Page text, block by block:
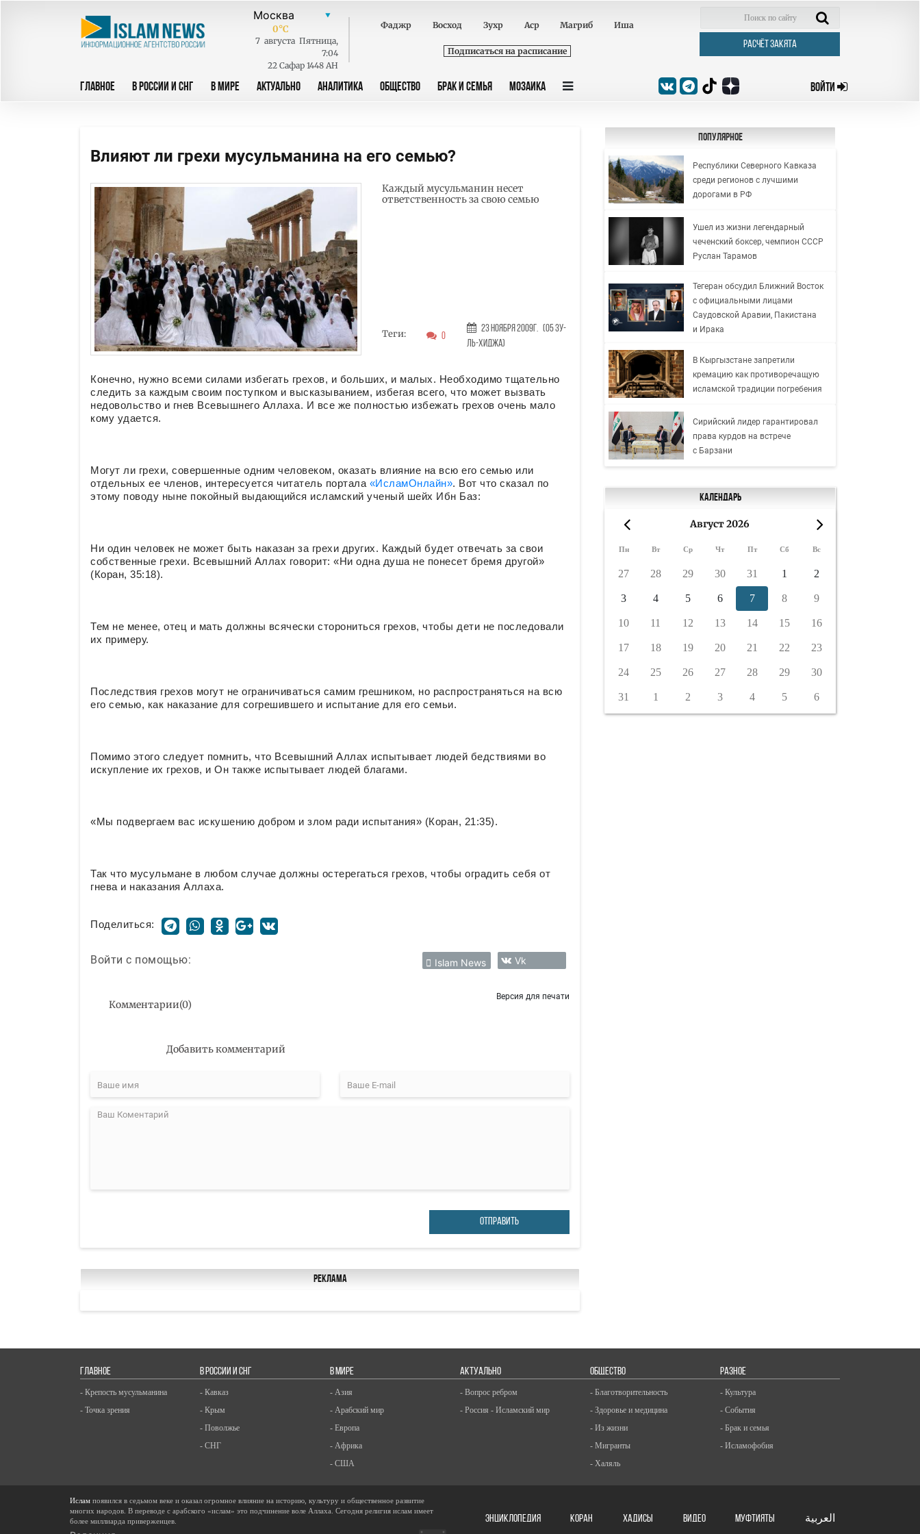
0°C
7 августа Пятница,
7:04
22 Сафар 1448 AH
Фаджр Восход Зухр Аср Магриб Иша
Подписаться на расписание
РАСЧЁТ ЗАКЯТА
ГЛАВНОЕ В РОССИИ И СНГ В МИРЕ АКТУАЛЬНО АНАЛИТИКА ОБЩЕСТВО БРАК И СЕМЬЯ МОЗАИКА ВОЙТИ
Влияют ли грехи мусульманина на его семью?
Каждый мусульманин несет
ответственность за свою семью
Теги: 0
23 Ноября 2009г. (05 Зу-
ль-хиджа)
Конечно, нужно всеми силами избегать грехов, и больших, и малых. Необходимо тщательно
следить за каждым своим поступком и высказыванием, избегая всего, что может вызвать
недовольство и гнев Всевышнего Аллаха. И все же полностью избежать грехов очень мало
кому удается.
Могут ли грехи, совершенные одним человеком, оказать влияние на всю его семью или
отдельных ее членов, интересуется читатель портала «ИсламОнлайн». Вот что сказал по
этому поводу ныне покойный выдающийся исламский ученый шейх Ибн Баз:
Ни один человек не может быть наказан за грехи других. Каждый будет отвечать за свои
собственные грехи. Всевышний Аллах говорит: «Ни одна душа не понесет бремя другой»
(Коран, 35:18).
Тем не менее, отец и мать должны всячески сторониться грехов, чтобы дети не последовали
их примеру.
Последствия грехов могут не ограничиваться самим грешником, но распространяться на всю
его семью, как наказание для согрешившего и испытание для его семьи.
Помимо этого следует помнить, что Всевышний Аллах испытывает людей бедствиями во
искупление их грехов, и Он также испытывает людей благами.
«Мы подвергаем вас искушению добром и злом ради испытания» (Коран, 21:35).
Так что мусульмане в любом случае должны остерегаться грехов, чтобы оградить себя от
гнева и наказания Аллаха.
Поделиться:
Войти с помощью: Islam News Vk
Комментарии(0)
Версия для печати
Добавить комментарий
ОТПРАВИТЬ
Реклама
Популярное
Республики Северного Кавказа
среди регионов с лучшими
дорогами в РФ
Ушел из жизни легендарный
чеченский боксер, чемпион СССР
Руслан Тарамов
Тегеран обсудил Ближний Восток
с официальными лицами
Саудовской Аравии, Пакистана
и Ирака
В Кыргызстане запретили
кремацию как противоречащую
исламской традиции погребения
Сирийский лидер гарантировал
права курдов на встрече
с Барзани
Календарь
Август 2026
Пн Вт Ср Чт Пт Сб Вс
27 28 29 30 31 1 2
3 4 5 6 7 8 9
10 11 12 13 14 15 16
17 18 19 20 21 22 23
24 25 26 27 28 29 30
31 1 2 3 4 5 6
ГЛАВНОЕ
- Крепость мусульманина
- Точка зрения
В РОССИИ И СНГ
- Кавказ
- Крым
- Поволжье
- СНГ
В МИРЕ
- Азия
- Арабский мир
- Европа
- Африка
- США
АКТУАЛЬНО
- Вопрос ребром
- Россия - Исламский мир
ОБЩЕСТВО
- Благотворительность
- Здоровье и медицина
- Из жизни
- Мигранты
- Халяль
РАЗНОЕ
- Культура
- События
- Брак и семья
- Исламофобия
Ислам появился в седьмом веке и оказал огромное влияние на историю, культуру и общественное развитие
многих народов. В переводе с арабского «ислам» это подчинение воле Аллаха. Сегодня религия ислам имеет
более миллиарда приверженцев.
ЭНЦИКЛОПЕДИЯ КОРАН ХАДИСЫ ВИДЕО Муфтияты العربية